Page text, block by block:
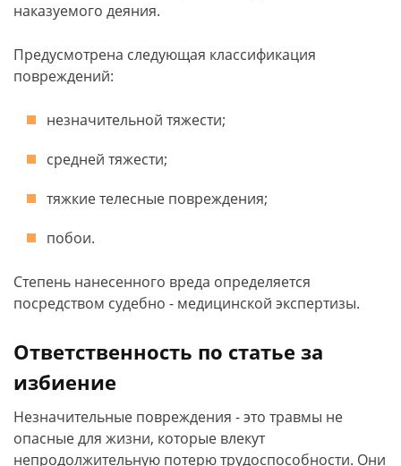
наказуемого деяния.
Предусмотрена следующая классификация
повреждений:
незначительной тяжести;
средней тяжести;
тяжкие телесные повреждения;
побои.
Степень нанесенного вреда определяется
посредством судебно - медицинской экспертизы.
Ответственность по статье за
избиение
Незначительные повреждения - это травмы не
опасные для жизни, которые влекут
непродолжительную потерю трудоспособности. Они